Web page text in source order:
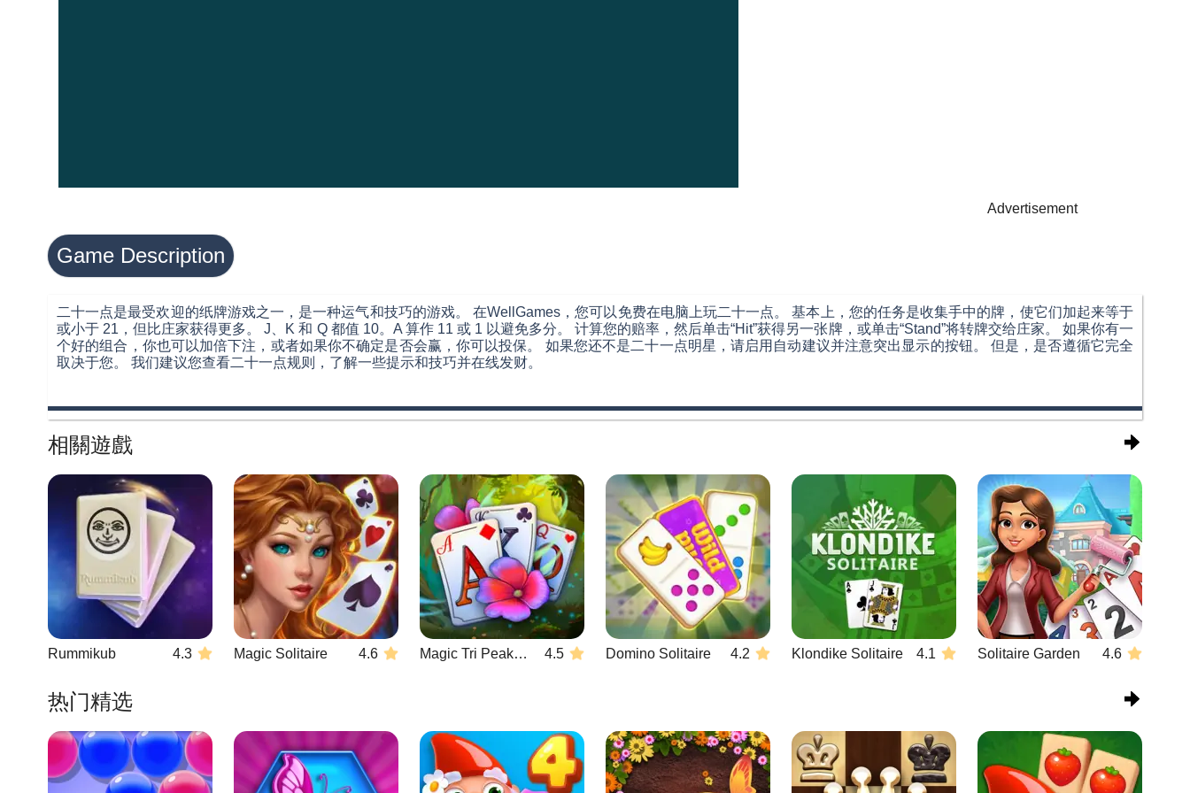
Advertisement
Game Description
二十一点是最受欢迎的纸牌游戏之一，是一种运气和技巧的游戏。 在WellGames，您可以免费在电脑上玩二十一点。 基本上，您的任务是收集手中的牌，使它们加起来等于
或小于 21，但比庄家获得更多。 J、K 和 Q 都值 10。A 算作 11 或 1 以避免多分。 计算您的赔率，然后单击“Hit”获得另一张牌，或单击“Stand”将转牌交给庄家。 如果你有一
个好的组合，你也可以加倍下注，或者如果你不确定是否会赢，你可以投保。 如果您还不是二十一点明星，请启用自动建议并注意突出显示的按钮。 但是，是否遵循它完全
取决于您。 我们建议您查看二十一点规则，了解一些提示和技巧并在线发财。
相關遊戲
Rummikub 4.3 Magic Solitaire 4.6 Magic Tri Peaks Solitaire 4.5 Domino Solitaire 4.2 Klondike Solitaire 4.1 Solitaire Garden 4.6
热门精选